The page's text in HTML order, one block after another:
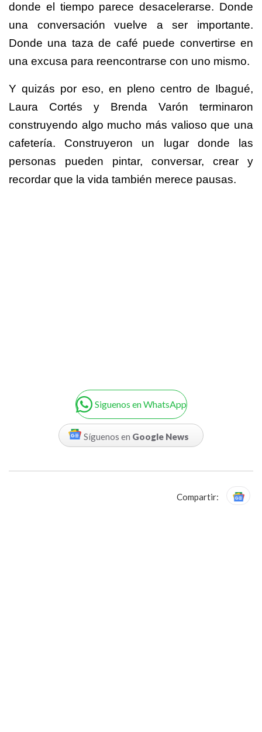
donde el tiempo parece desacelerarse. Donde
una conversación vuelve a ser importante.
Donde una taza de café puede convertirse en
una excusa para reencontrarse con uno mismo.
Y quizás por eso, en pleno centro de Ibagué,
Laura Cortés y Brenda Varón terminaron
construyendo algo mucho más valioso que una
cafetería. Construyeron un lugar donde las
personas pueden pintar, conversar, crear y
recordar que la vida también merece pausas.
Siguenos en WhatsApp
Síguenos en Google News
Compartir: